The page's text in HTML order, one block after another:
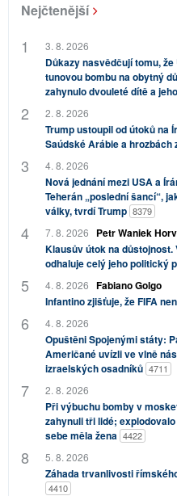
Nejčtenější
3. 8. 2026
Důkazy nasvědčují tomu,
tunovou bombu na obytný
zahynulo dvouleté dítě a
2. 8. 2026
Trump ustoupil od útoků na
Saúdské Arábie a hrozbách
4. 8. 2026
Nová jednání mezi USA a
Teherán „poslední šancí“,
války, tvrdí Trump 8379
7. 8. 2026
Petr Waniek
Klausův útok na důstojnost.
odhaluje celý jeho politický
4. 8. 2026 Fabiano Golgo
Infantino zjišťuje, že FIFA
4. 8. 2026
Opuštěni Spojenými státy:
Američané uvízli ve vlně
izraelských osadníků 4711
2. 8. 2026
Při výbuchu bomby v
zahynuli tři lidé;
sebe měla žena 4422
5. 8. 2026
Záhada trvanlivosti
4410